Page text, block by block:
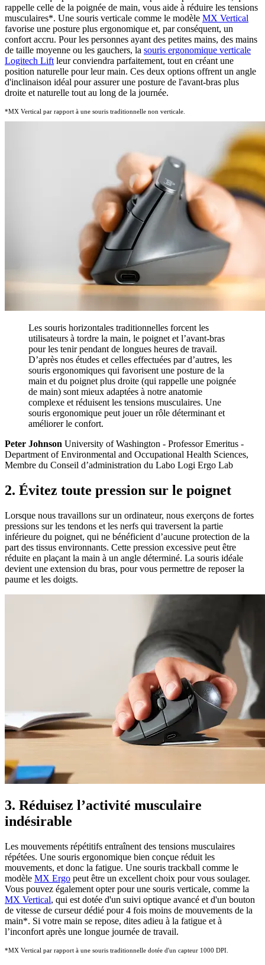
rappelle celle de la poignée de main, vous aide à réduire les tensions
musculaires*. Une souris verticale comme le modèle MX Vertical
favorise une posture plus ergonomique et, par conséquent, un
confort accru. Pour les personnes ayant des petites mains, des mains
de taille moyenne ou les gauchers, la souris ergonomique verticale
Logitech Lift leur conviendra parfaitement, tout en créant une
position naturelle pour leur main. Ces deux options offrent un angle
d'inclinaison idéal pour assurer une posture de l'avant-bras plus
droite et naturelle tout au long de la journée.
*MX Vertical par rapport à une souris traditionnelle non verticale.
Les souris horizontales traditionnelles forcent les
utilisateurs à tordre la main, le poignet et l’avant-bras
pour les tenir pendant de longues heures de travail.
D’après nos études et celles effectuées par d’autres, les
souris ergonomiques qui favorisent une posture de la
main et du poignet plus droite (qui rappelle une poignée
de main) sont mieux adaptées à notre anatomie
complexe et réduisent les tensions musculaires. Une
souris ergonomique peut jouer un rôle déterminant et
améliorer le confort.
Peter Johnson University of Washington - Professor Emeritus -
Department of Environmental and Occupational Health Sciences,
Membre du Conseil d’administration du Labo Logi Ergo Lab
2. Évitez toute pression sur le poignet
Lorsque nous travaillons sur un ordinateur, nous exerçons de fortes
pressions sur les tendons et les nerfs qui traversent la partie
inférieure du poignet, qui ne bénéficient d’aucune protection de la
part des tissus environnants. Cette pression excessive peut être
réduite en plaçant la main à un angle déterminé. La souris idéale
devient une extension du bras, pour vous permettre de reposer la
paume et les doigts.
3. Réduisez l’activité musculaire
indésirable
Les mouvements répétitifs entraînent des tensions musculaires
répétées. Une souris ergonomique bien conçue réduit les
mouvements, et donc la fatigue. Une souris trackball comme le
modèle MX Ergo peut être un excellent choix pour vous soulager.
Vous pouvez également opter pour une souris verticale, comme la
MX Vertical, qui est dotée d'un suivi optique avancé et d'un bouton
de vitesse de curseur dédié pour 4 fois moins de mouvements de la
main*. Si votre main se repose, dites adieu à la fatigue et à
l’inconfort après une longue journée de travail.
*MX Vertical par rapport à une souris traditionnelle dotée d'un capteur 1000 DPI.